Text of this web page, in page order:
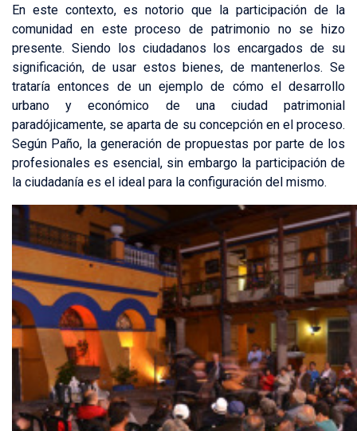
En este contexto, es notorio que la participación de la
comunidad en este proceso de patrimonio no se hizo
presente. Siendo los ciudadanos los encargados de su
significación, de usar estos bienes, de mantenerlos. Se
trataría entonces de un ejemplo de cómo el desarrollo
urbano y económico de una ciudad patrimonial
paradójicamente, se aparta de su concepción en el proceso.
Según Paño, la generación de propuestas por parte de los
profesionales es esencial, sin embargo la participación de
la ciudadanía es el ideal para la configuración del mismo.